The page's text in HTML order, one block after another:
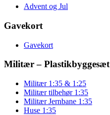
Advent og Jul
Gavekort
Gavekort
Militær – Plastikbyggesæt
Militær 1:35 & 1:25
Militær tilbehør 1:35
Militær Jernbane 1:35
Huse 1:35